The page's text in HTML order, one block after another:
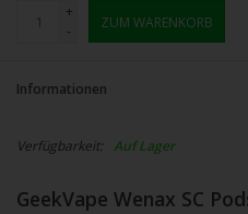
+
-
ZUM WARENKORB
Informationen
Verfügbarkeit: Auf Lager
GeekVape Wenax SC